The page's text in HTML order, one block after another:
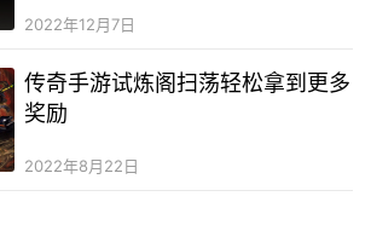
2022年12月7日
传奇手游试炼阁扫荡轻松拿到更多
奖励
2022年8月22日